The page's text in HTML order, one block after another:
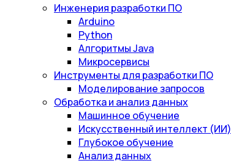
Инженерия разработки ПО
Arduino
Python
Алгоритмы Java
Микросервисы
Инструменты для разработки ПО
Моделирование запросов
Обработка и анализ данных
Машинное обучение
Искусственный интеллект (ИИ)
Глубокое обучение
Анализ данных